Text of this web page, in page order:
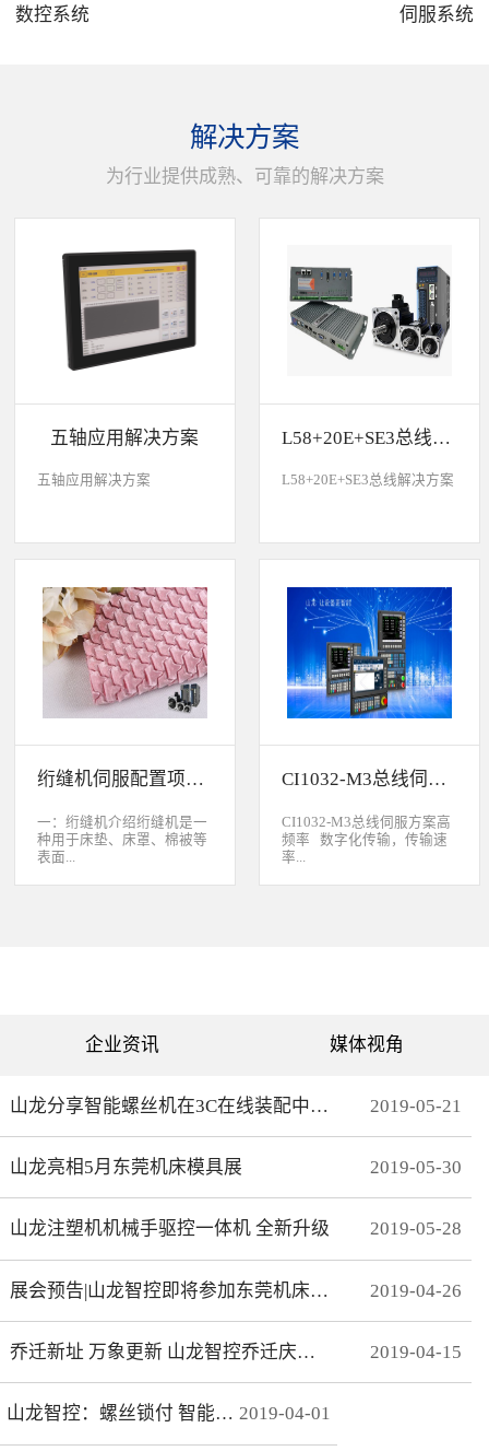
数控系统 伺服系统
解决方案
为行业提供成熟、可靠的解决方案
五轴应用解决方案
五轴应用解决方案
L58+20E+SE3总线解决方案
L58+20E+SE3总线解决方案
绗缝机伺服配置项目介绍
一：绗缝机介绍绗缝机是一
种用于床垫、床罩、棉被等
表面...
为单针设计，采用电脑可视
化界面控制机器移动实现花
绗缝机是以XY—Z型运动的
动，Z轴控制机头的绗缝。
（1）Z轴方向运动——绗缝
针上下的运动。（两个伺
（一个伺服）（3）Y轴方向
运动。（一个伺服）其中Z
轴是要两个伺服来配合完
成，伺服Z1：控制绗缝针上
动跟随不用电脑系统控制。
所以电脑是三轴系统，但却
控制着4个伺服。Z轴主要工
艺是：在500-2800针/分的
速度下，保证针始终能插入
CI1032-M3总线伺服方案
CI1032-M3总线伺服方案高
频率 数字化传输，传输速
率...
合远距离的电机控制。网线
式接线 减少前期接线、制
观。分期保护 可以实现系
拆卸功能，有效杜绝拖款。
伺服参数，一键设置下发，
冲100倍，多个轴联动加工
问题而导致的加 工不
协调、整体效果变形等。快
速 MECHATROLINK III总
响应频率，位 置速度指
令整定时间可达2ms以下。
精准 23位绝对值编码器，
企业资讯 媒体视角
山龙分享智能螺丝机在3C在线装配中的应用 2019-05-21
山龙亮相5月东莞机床模具展 2019-05-30
山龙注塑机机械手驱控一体机 全新升级 2019-05-28
展会预告|山龙智控即将参加东莞机床模具展 2019-04-26
乔迁新址 万象更新 山龙智控乔迁庆典隆重举行 2019-04-15
山龙智控：螺丝锁付 智能升级 2019-04-01